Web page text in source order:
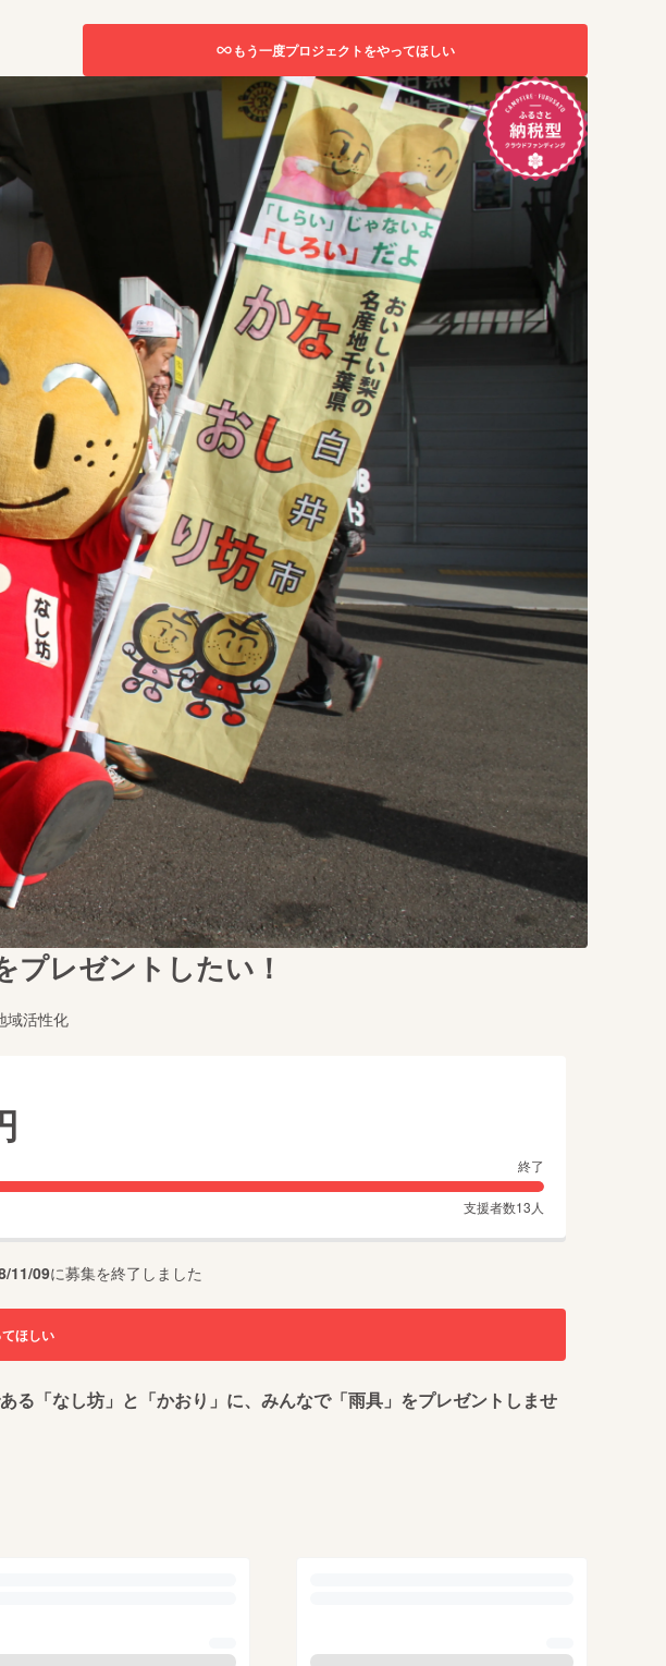
もう一度プロジェクトをやってほしい
プレゼントしたい！
域活性化
終了
支援者数13 人
11/09に募集を終了しました
ほしい
る「なし坊」と「かおり」に、みんなで「雨具」をプレゼントしませ